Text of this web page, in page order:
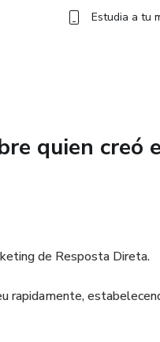
Estudia a tu
quien creó
de Resposta Direta.
rapidamente,